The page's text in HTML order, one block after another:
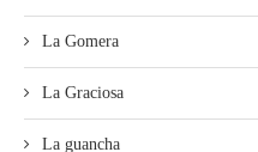
La Gomera
La Graciosa
La guancha